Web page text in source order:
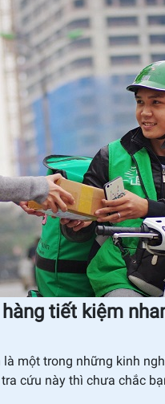
tiết kiệm
một trong những kinh
cứu này thì chưa chắc